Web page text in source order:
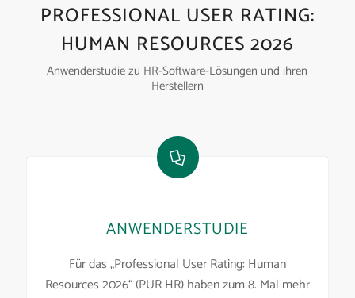
PROFESSIONAL USER RATING:
HUMAN RESOURCES 2026
Anwenderstudie zu HR-Software-Lösungen und ihren
Herstellern
ANWENDERSTUDIE
Für das „Professional User Rating: Human
Resources 2026“ (PUR HR) haben zum 8. Mal mehr